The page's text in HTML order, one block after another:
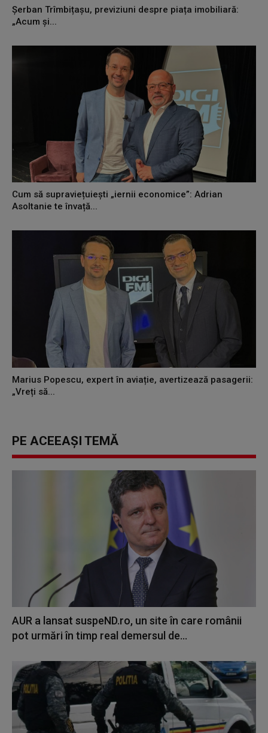
Șerban Trîmbițașu, previziuni despre piața imobiliară:
„Acum și...
Cum să supraviețuiești „iernii economice”: Adrian
Asoltanie te învață...
Marius Popescu, expert în aviație, avertizează pasagerii:
„Vreți să...
PE ACEEAȘI TEMĂ
AUR a lansat suspeND.ro, un site în care românii
pot urmări în timp real demersul de...